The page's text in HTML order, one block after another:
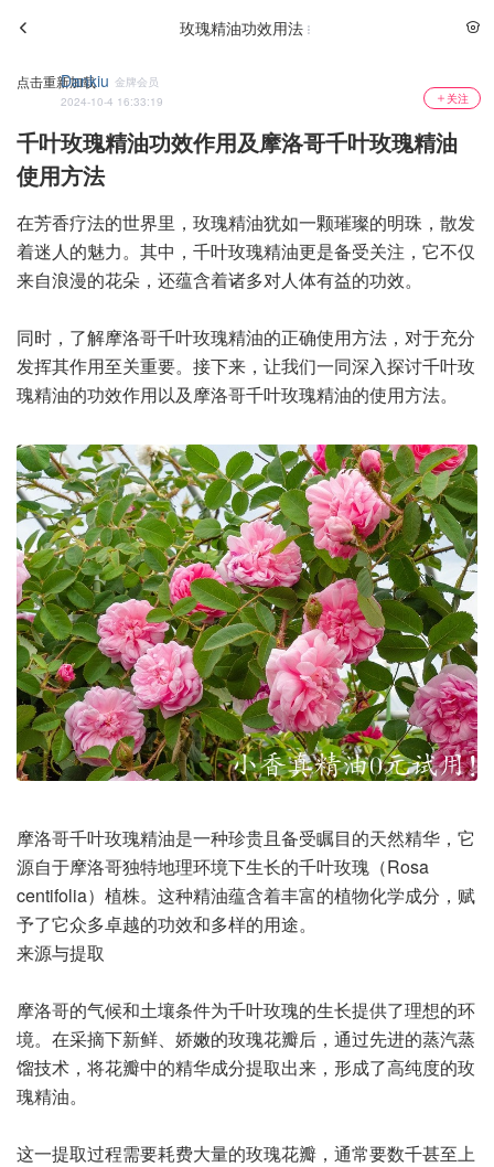
玫瑰精油功效用法
点击重新加载
Dankiu 金牌会员
2024-10-4 16:33:19
关注
千叶玫瑰精油功效作用及摩洛哥千叶玫瑰精油
使用方法
在芳香疗法的世界里，玫瑰精油犹如一颗璀璨的明珠，散发
着迷人的魅力。其中，千叶玫瑰精油更是备受关注，它不仅
来自浪漫的花朵，还蕴含着诸多对人体有益的功效。
同时，了解摩洛哥千叶玫瑰精油的正确使用方法，对于充分
发挥其作用至关重要。接下来，让我们一同深入探讨千叶玫
瑰精油的功效作用以及摩洛哥千叶玫瑰精油的使用方法。
摩洛哥千叶玫瑰精油是一种珍贵且备受瞩目的天然精华，它
源自于摩洛哥独特地理环境下生长的千叶玫瑰（Rosa
centifolia）植株。这种精油蕴含着丰富的植物化学成分，赋
予了它众多卓越的功效和多样的用途。
来源与提取
摩洛哥的气候和土壤条件为千叶玫瑰的生长提供了理想的环
境。在采摘下新鲜、娇嫩的玫瑰花瓣后，通过先进的蒸汽蒸
馏技术，将花瓣中的精华成分提取出来，形成了高纯度的玫
瑰精油。
这一提取过程需要耗费大量的玫瑰花瓣，通常要数千甚至上